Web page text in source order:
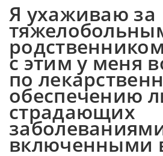
Я ухаживаю за
с этим у меня
по
обеспечению
страдающих
включенными